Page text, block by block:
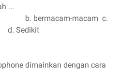
...
b. bermacam-macam c.
d. Sedikit
dimainkan dengan cara